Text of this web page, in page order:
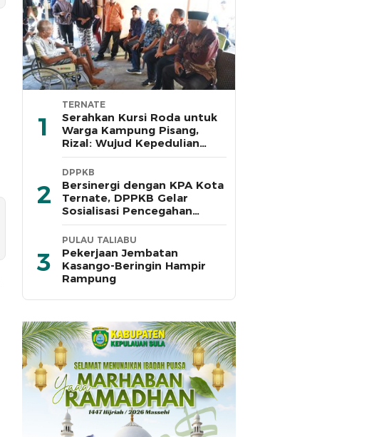
1
TERNATE
Serahkan Kursi Roda untuk
Warga Kampung Pisang,
Rizal: Wujud Kepedulian
Pemkot dan Baznas Ternate
2
DPPKB
Bersinergi dengan KPA Kota
Ternate, DPPKB Gelar
Sosialisasi Pencegahan
HIV/AIDS di SMA Pulau Hiri
3
PULAU TALIABU
Pekerjaan Jembatan
Kasango-Beringin Hampir
Rampung